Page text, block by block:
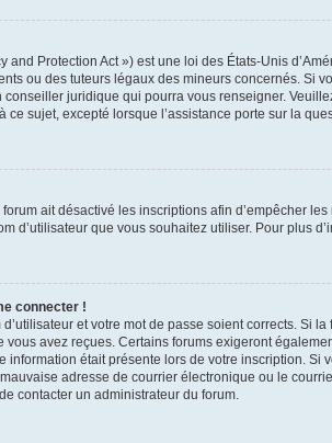
and Protection Act ») est une loi des États-Unis
ou des tuteurs légaux des mineurs concernés. Si
juridique qui pourra vous renseigner.
sujet, excepté lorsque l’assistance porte sur la
ait désactivé les inscriptions afin d’empêcher
d’utilisateur que vous souhaitez utiliser. Pour plus
connecter !
et votre mot de passe soient corrects. Si
avez reçues. Certains forums exigeront
information était présente lors de votre inscription.
adresse de courrier électronique ou le
contacter un administrateur du forum.